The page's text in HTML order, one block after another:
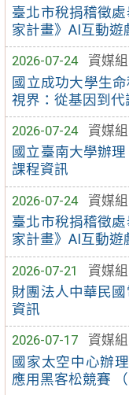
臺北市稅捐稽徵
家計畫》AI互動
2026-07-24
資媒組
國立成功大學生
視界：從基因到
2026-07-24
資媒組
國立臺南大學辦
課程資訊
2026-07-24
資媒組
臺北市稅捐稽徵
家計畫》AI互動
2026-07-21
資媒組
財團法人中華民
資訊
2026-07-17
資媒組
國家太空中心辦
應用黑客松競賽